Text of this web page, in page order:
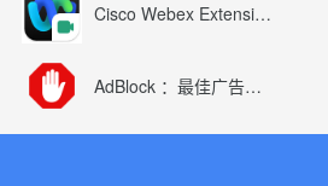
Cisco Webex Extension
AdBlock ：最佳广告拦截工具